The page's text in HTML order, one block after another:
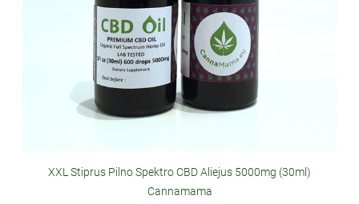
XXL Stiprus Pilno Spektro CBD Aliejus 5000mg (30ml)
Cannamama